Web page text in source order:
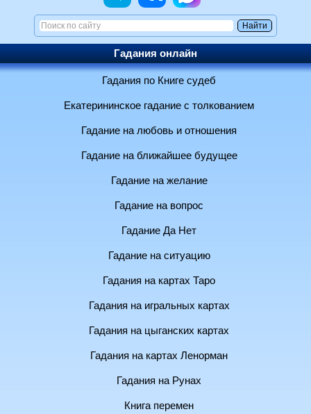
Гадания онлайн
Гадания по Книге судеб
Екатерининское гадание с толкованием
Гадание на любовь и отношения
Гадание на ближайшее будущее
Гадание на желание
Гадание на вопрос
Гадание Да Нет
Гадание на ситуацию
Гадания на картах Таро
Гадания на игральных картах
Гадания на цыганских картах
Гадания на картах Ленорман
Гадания на Рунах
Книга перемен